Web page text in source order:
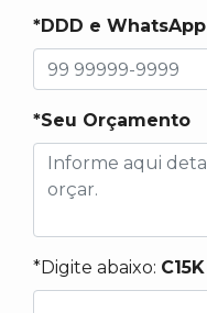
*DDD e WhatsApp
*Seu Orçamento
*Digite abaixo: C15K